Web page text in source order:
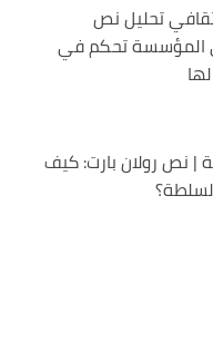
تحليل نص
تحكم في
| نص رولان بارت: كيف